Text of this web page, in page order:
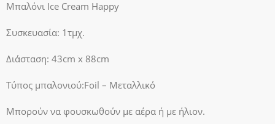
Μπαλόνι Ice Cream Happy
Συσκευασία: 1τμχ.
Διάσταση: 43cm x 88cm
Τύπος μπαλονιού:Foil – Μεταλλικό
Μπορούν να φουσκωθούν με αέρα ή με ήλιον.